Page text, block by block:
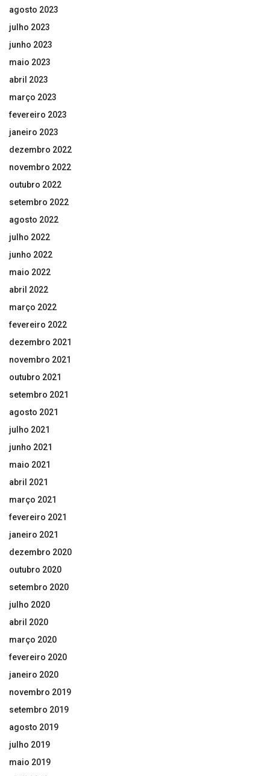
agosto 2023
julho 2023
junho 2023
maio 2023
abril 2023
março 2023
fevereiro 2023
janeiro 2023
dezembro 2022
novembro 2022
outubro 2022
setembro 2022
agosto 2022
julho 2022
junho 2022
maio 2022
abril 2022
março 2022
fevereiro 2022
dezembro 2021
novembro 2021
outubro 2021
setembro 2021
agosto 2021
julho 2021
junho 2021
maio 2021
abril 2021
março 2021
fevereiro 2021
janeiro 2021
dezembro 2020
outubro 2020
setembro 2020
julho 2020
abril 2020
março 2020
fevereiro 2020
janeiro 2020
novembro 2019
setembro 2019
agosto 2019
julho 2019
maio 2019